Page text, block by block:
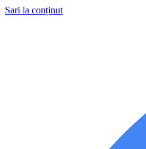
Sari la conținut